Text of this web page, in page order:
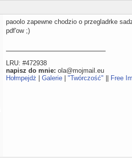
paoolo zapewne chodzio o przegladrke
pdf'ow ;)
LRU: #472938
napisz do mnie: ola@mojmail.eu
Hołmpejdż
Galerie "Twórczość" Free